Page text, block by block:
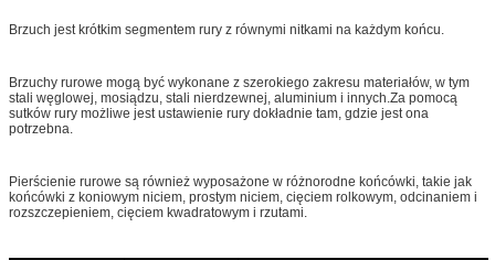
Brzuch jest krótkim segmentem rury z równymi nitkami na każdym końcu.
Brzuchy rurowe mogą być wykonane z szerokiego zakresu materiałów, w tym
stali węglowej, mosiądzu, stali nierdzewnej, aluminium i innych.Za pomocą
sutków rury możliwe jest ustawienie rury dokładnie tam, gdzie jest ona
potrzebna.
Pierścienie rurowe są również wyposażone w różnorodne końcówki, takie jak
końcówki z koniowym niciem, prostym niciem, cięciem rolkowym, odcinaniem i
rozszczepieniem, cięciem kwadratowym i rzutami.